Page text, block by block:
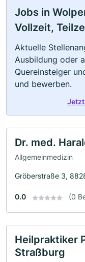
Jobs in
Vollzeit,
Aktuelle
Ausbildung oder
Quereinsteiger
und bewerben.
Dr. med.
Allgemeinmedizin
Gröberstraße 3,
0.0 (0
Heilpraktiker
Straßburg